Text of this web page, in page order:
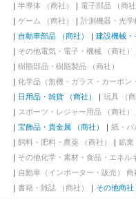
半導体 （商社）
電子部品 （商社
ゲーム （商社）
計測機器・光学
自動車部品 （商社）
建設機械・
その他電気・電子・機械 （商社）
樹脂部品・樹脂製品 （商社）
化学品（無機・ガラス・カーボン
日用品・雑貨 （商社）
玩具 （商
スポーツ・レジャー用品 （商社）
宝飾品・貴金属 （商社）
紙・パ
飼料・肥料・農薬 （商社）
鉱業
その他化学・素材・食品・エネル
自動車（インポーター・販売） 商
書籍・雑誌 （商社）
その他商社